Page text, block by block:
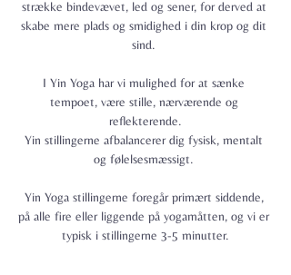
strække bindevævet, led og sener, for derved at
skabe mere plads og smidighed i din krop og dit
sind.
I Yin Yoga har vi mulighed for at sænke
tempoet, være stille, nærværende og
reflekterende.
Yin stillingerne afbalancerer dig fysisk, mentalt
og følelsesmæssigt.
Yin Yoga stillingerne foregår primært siddende,
på alle fire eller liggende på yogamåtten, og vi er
typisk i stillingerne 3-5 minutter.